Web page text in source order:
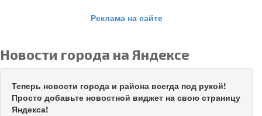
Реклама на сайте
Новости города на Яндексе
Теперь новости города и района всегда под рукой!
Просто добавьте новостной виджет на свою страницу
Яндекса!